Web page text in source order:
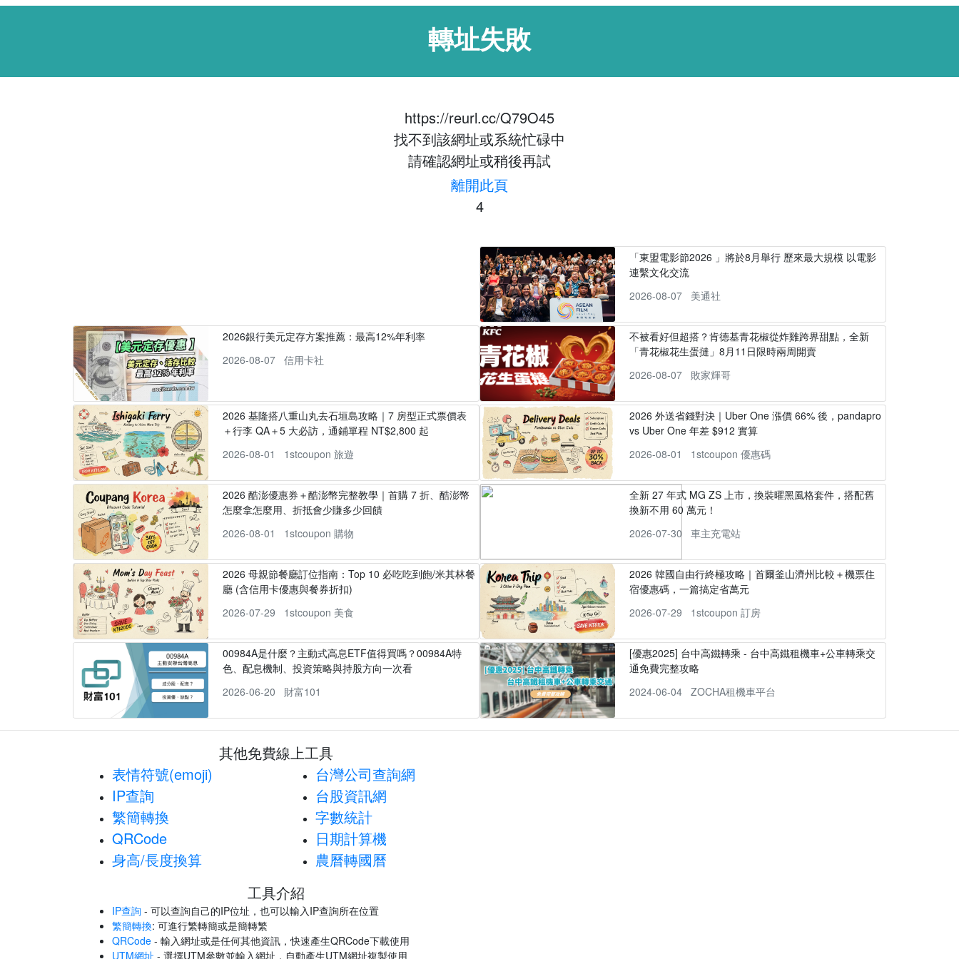
轉址失敗
https://reurl.cc/Q79O45
找不到該網址或系統忙碌中
請確認網址或稍後再試
離開此頁
3
「東盟電影節2026 」將於8月舉行 歷來最大規模 以電影
連繫文化交流
2026-08-07
美通社
2026銀行美元定存方案推薦：最高12%年利率
2026-08-07
信用卡社
不被看好但超搭？肯德基青花椒從炸雞跨界甜點，全新
「青花椒花生蛋撻」8月11日限時兩周開賣
2026-08-07
敗家輝哥
2026 基隆搭八重山丸去石垣島攻略｜7 房型正式票價表
＋行李 QA＋5 大必訪，通鋪單程 NT$2,800 起
2026-08-01
1stcoupon 旅遊
2026 外送省錢對決｜Uber One 漲價 66% 後，pandapro
vs Uber One 年差 $912 實算
2026-08-01
1stcoupon 優惠碼
2026 酷澎優惠券＋酷澎幣完整教學｜首購 7 折、酷澎幣
怎麼拿怎麼用、折抵會少賺多少回饋
2026-08-01
1stcoupon 購物
全新 27 年式 MG ZS 上市，換裝曜黑風格套件，搭配舊
換新不用 60 萬元！
2026-07-30
車主充電站
2026 母親節餐廳訂位指南：Top 10 必吃吃到飽/米其林餐
廳 (含信用卡優惠與餐券折扣)
2026-07-29
1stcoupon 美食
2026 韓國自由行終極攻略｜首爾釜山濟州比較＋機票住
宿優惠碼，一篇搞定省萬元
2026-07-29
1stcoupon 訂房
00984A是什麼？主動式高息ETF值得買嗎？00984A特
色、配息機制、投資策略與持股方向一次看
2026-06-20
財富101
[優惠2025] 台中高鐵轉乘 - 台中高鐵租機車+公車轉乘交
通免費完整攻略
2024-06-04
ZOCHA租機車平台
其他免費線上工具
表情符號(emoji)
IP查詢
繁簡轉換
QRCode
身高/長度換算
台灣公司查詢網
台股資訊網
字數統計
日期計算機
農曆轉國曆
工具介紹
IP查詢 - 可以查詢自己的IP位址，也可以輸入IP查詢所在位置
繁簡轉換: 可進行繁轉簡或是簡轉繁
QRCode - 輸入網址或是任何其他資訊，快速產生QRCode下載使用
UTM網址 - 選擇UTM參數並輸入網址，自動產生UTM網址複製使用